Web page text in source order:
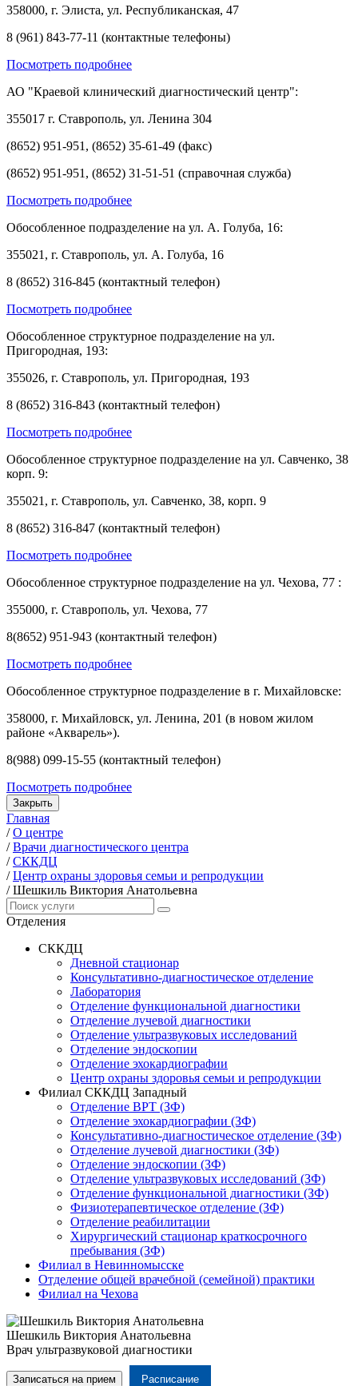
358000, г. Элиста, ул. Республиканская, 47
8 (961) 843-77-11 (контактные телефоны)
Посмотреть подробнее
АО "Краевой клинический диагностический центр":
355017 г. Ставрополь, ул. Ленина 304
(8652) 951-951, (8652) 35-61-49 (факс)
(8652) 951-951, (8652) 31-51-51 (справочная служба)
Посмотреть подробнее
Обособленное подразделение на ул. А. Голуба, 16:
355021, г. Ставрополь, ул. А. Голуба, 16
8 (8652) 316-845 (контактный телефон)
Посмотреть подробнее
Обособленное структурное подразделение на ул.
Пригородная, 193:
355026, г. Ставрополь, ул. Пригородная, 193
8 (8652) 316-843 (контактный телефон)
Посмотреть подробнее
Обособленное структурное подразделение на ул. Савченко, 38
корп. 9:
355021, г. Ставрополь, ул. Савченко, 38, корп. 9
8 (8652) 316-847 (контактный телефон)
Посмотреть подробнее
Обособленное структурное подразделение на ул. Чехова, 77 :
355000, г. Ставрополь, ул. Чехова, 77
8(8652) 951-943 (контактный телефон)
Посмотреть подробнее
Обособленное структурное подразделение в г. Михайловске:
358000, г. Михайловск, ул. Ленина, 201 (в новом жилом
районе «Акварель»).
8(988) 099-15-55 (контактный телефон)
Посмотреть подробнее
Закрыть
Главная
/ О центре
/ Врачи диагностического центра
/ СККДЦ
/ Центр охраны здоровья семьи и репродукции
/ Шешкиль Виктория Анатольевна
Отделения
СККДЦ
Дневной стационар
Консультативно-диагностическое отделение
Лаборатория
Отделение функциональной диагностики
Отделение лучевой диагностики
Отделение ультразвуковых исследований
Отделение эндоскопии
Отделение эхокардиографии
Центр охраны здоровья семьи и репродукции
Филиал СККДЦ Западный
Отделение ВРТ (ЗФ)
Отделение эхокардиографии (ЗФ)
Консультативно-диагностическое отделение (ЗФ)
Отделение лучевой диагностики (ЗФ)
Отделение эндоскопии (ЗФ)
Отделение ультразвуковых исследований (ЗФ)
Отделение функциональной диагностики (ЗФ)
Физиотерапевтическое отделение (ЗФ)
Отделение реабилитации
Хирургический стационар краткосрочного
пребывания (ЗФ)
Филиал в Невинномысске
Отделение общей врачебной (семейной) практики
Филиал на Чехова
Шешкиль Виктория Анатольевна
Врач ультразвуковой диагностики
Записаться на прием Расписание